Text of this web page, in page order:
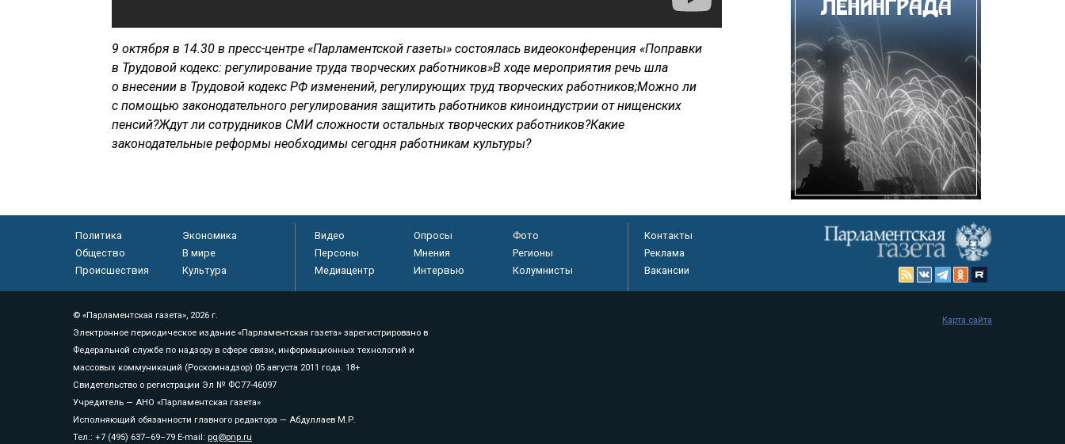
9 октября в 14.30 в пресс-центре «Парламентской газеты» состоялась видеоконференция «Поправки
в Трудовой кодекс: регулирование труда творческих работников»В ходе мероприятия речь шла
о внесении в Трудовой кодекс РФ изменений, регулирующих труд творческих работников;Можно ли
с помощью законодательного регулирования защитить работников киноиндустрии от нищенских
пенсий?Ждут ли сотрудников СМИ сложности остальных творческих работников?Какие
законодательные реформы необходимы сегодня работникам культуры?
Политика
Экономика
Общество
В мире
Происшествия
Культура
Видео Опросы
Фото
Персоны
Мнения
Регионы
Медиацентр
Интервью Колумнисты
Контакты
Реклама
Вакансии
© «Парламентская газета», 2026 г.
Электронное периодическое издание «Парламентская газета» зарегистрировано в
Федеральной службе по надзору в сфере связи, информационных технологий и
массовых коммуникаций (Роскомнадзор) 05 августа 2011 года. 18+
Свидетельство о регистрации Эл № ФС77-46097
Учредитель — АНО «Парламентская газета»
Исполняющий обязанности главного редактора — Абдуллаев М.Р.
Тел.: +7 (495) 637–69–79 E-mail: pg@pnp.ru
Карта сайта